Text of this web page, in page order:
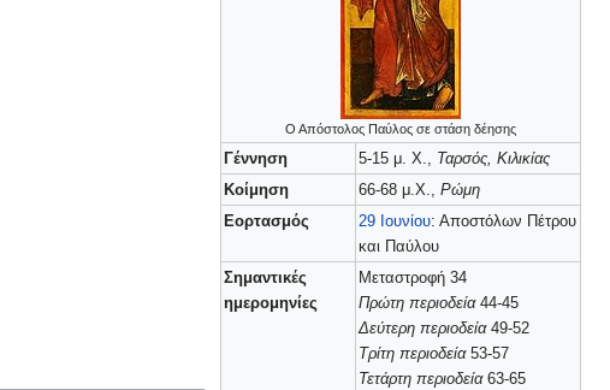
Ο Απόστολος Παύλος σε στάση δέησης
Γέννηση 5-15 μ. Χ., Ταρσός, Κιλικίας
Κοίμηση
66-68 μ.Χ., Ρώμη
Εορτασμός
29 Ιουνίου: Αποστόλων Πέτρου
και Παύλου
Σημαντικές
ημερομηνίες
Μεταστροφή 34
Πρώτη περιοδεία44-45
Δεύτερη περιοδεία49-52
Τρίτη περιοδεία53-57
Τετάρτη περιοδεία63-65